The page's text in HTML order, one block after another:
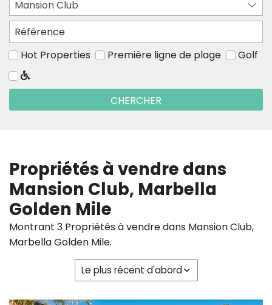
Mansion Club
Hot Properties Première ligne de plage Golf
CHERCHER
Propriétés à vendre dans
Mansion Club, Marbella
Golden Mile
Montrant 3 Propriétés à vendre dans Mansion Club,
Marbella Golden Mile.
Le plus récent d'abord